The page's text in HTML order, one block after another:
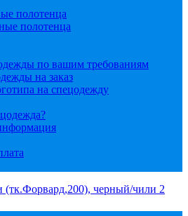
полотенца
полотенца
по вашим требованиям
на заказ
на спецодежду